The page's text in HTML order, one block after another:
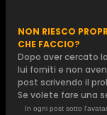
NON RIESCO
CHE FACCIO?
Dopo aver cercato
lui forniti e non
post scrivendo il
Se volete fare una
In ogni post sotto